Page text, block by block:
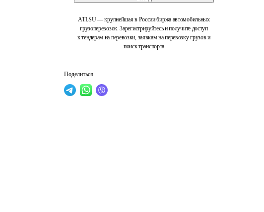
ATI.SU — крупнейшая в России биржа автомобильных
грузоперевозок. Зарегистрируйтесь и получите доступ
к тендерам на перевозки, заявкам на перевозку грузов и
поиск транспорта
Поделиться